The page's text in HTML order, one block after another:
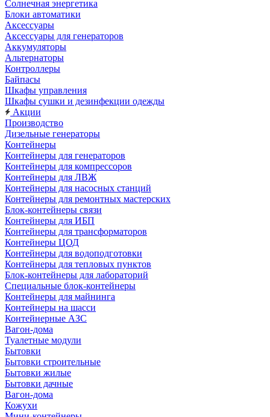
Солнечная энергетика
Блоки автоматики
Аксессуары
Аксессуары для генераторов
Аккумуляторы
Альтернаторы
Контроллеры
Байпасы
Шкафы управления
Шкафы сушки и дезинфекции одежды
Акции
Производство
Дизельные генераторы
Контейнеры
Контейнеры для генераторов
Контейнеры для компрессоров
Контейнеры для ЛВЖ
Контейнеры для насосных станций
Контейнеры для ремонтных мастерских
Блок-контейнеры связи
Контейнеры для ИБП
Контейнеры для трансформаторов
Контейнеры ЦОД
Контейнеры для водоподготовки
Контейнеры для тепловых пунктов
Блок-контейнеры для лабораторий
Специальные блок-контейнеры
Контейнеры для майнинга
Контейнеры на шасси
Контейнерные АЗС
Вагон-дома
Туалетные модули
Бытовки
Бытовки строительные
Бытовки жилые
Бытовки дачные
Вагон-дома
Кожухи